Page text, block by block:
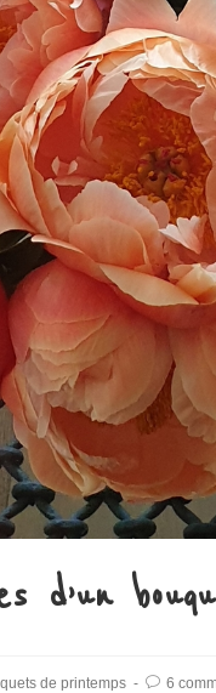
d’un
de printemps 6